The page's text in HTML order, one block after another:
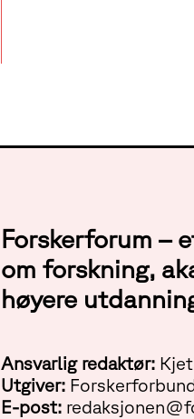
Forskerforum –
om forskning,
høyere
Ansvarlig redaktør:
Utgiver:
E-post: